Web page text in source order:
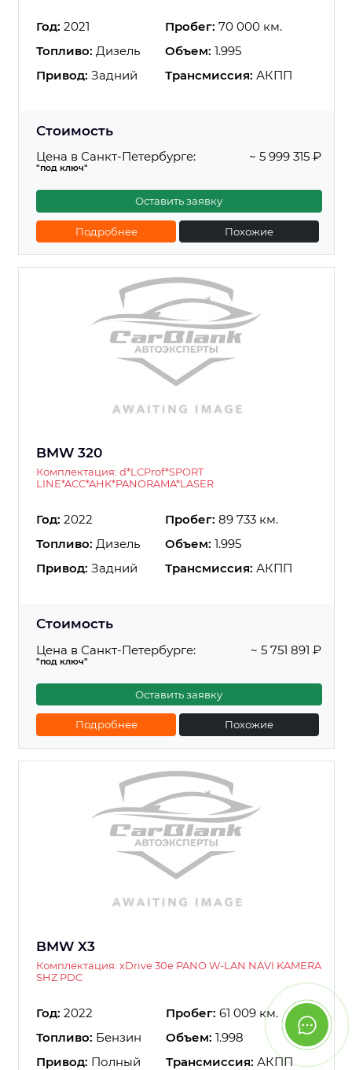
Год: 2021 Пробег: 70 000 км.
Топливо: Дизель Объем: 1.995
Привод: Задний Трансмиссия: АКПП
Стоимость
Цена в Санкт-Петербурге:
"под ключ"
~ 5 999 315 ₽
Оставить заявку
Подробнее Похожие
BMW 320
Комплектация: d*LCProf*SPORT
LINE*ACC*AHK*PANORAMA*LASER
Год: 2022 Пробег: 89 733 км.
Топливо: Дизель Объем: 1.995
Привод: Задний Трансмиссия: АКПП
Стоимость
Цена в Санкт-Петербурге:
"под ключ"
~ 5 751 891 ₽
Оставить заявку
Подробнее Похожие
BMW X3
Комплектация: xDrive 30e PANO W-LAN NAVI KAMERA
SHZ PDC
Год: 2022 Пробег: 61 009 км.
Топливо: Бензин Объем: 1.998
Привод: Полный Трансмиссия: АКПП